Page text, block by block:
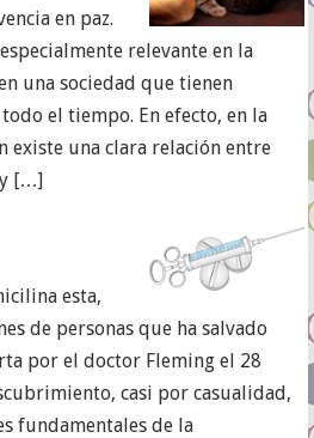
en paz.
relevante en la
una sociedad que tienen
el tiempo. En efecto, en la
existe una clara relación entre
[…]
esta,
de personas que ha salvado
por el doctor Fleming el 28
casi por casualidad,
fundamentales de la